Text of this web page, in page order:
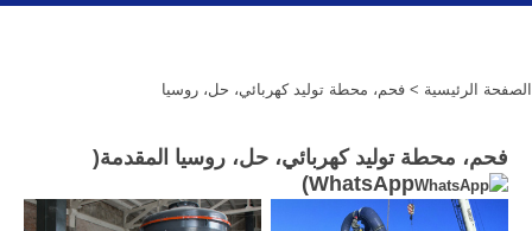
الصفحة الرئيسية > فحم، محطة توليد كهربائي، حل، روسيا
فحم، محطة توليد كهربائي، حل، روسيا المقدمة(
WhatsApp
)